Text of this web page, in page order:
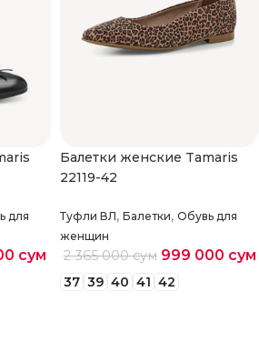
для
сум
Балетки женские Tamaris
22119-42
Туфли ВЛ, Балетки, Обувь для
женщин
2 365 000сум 999 000 сум
37 39 40 41 42